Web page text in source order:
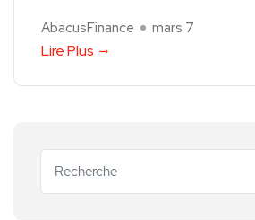
AbacusFinance mars 7
Lire Plus